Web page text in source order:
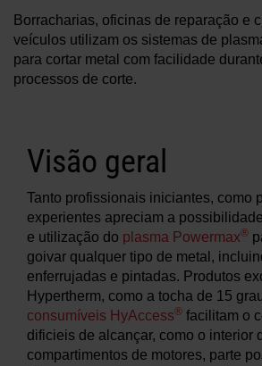
LOGIN
Soluções
Recursos
Sobre nós
Onde comprar
Borracharias, oficinas de reparação e
veículos utilizam os sistemas de
para cortar metal com facilidade
processos de corte.
Visão geral
Tanto profissionais iniciantes, como
experientes apreciam a
e utilização do plasma Powermax®
goivar qualquer tipo de metal,
enferrujadas e pintadas. Produtos
Hypertherm, como a tocha de 15
consumíveis HyAccess® facilitam o
dificieis de alcançar, como o interior
compartimentos de motores, parte